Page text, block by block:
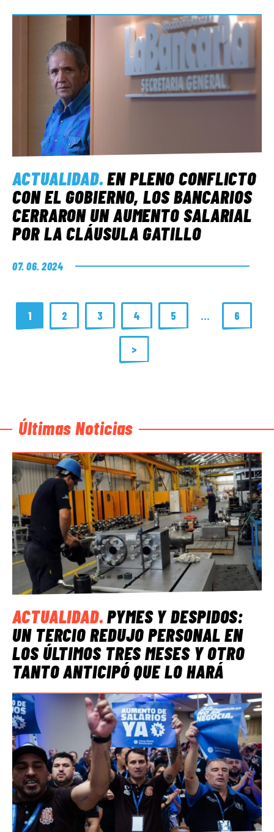
ACTUALIDAD.EN PLENO CONFLICTO
CON EL GOBIERNO, LOS BANCARIOS
CERRARON UN AUMENTO SALARIAL
POR LA CLÁUSULA GATILLO
07. 06. 2024
1 2 3 4 5 … 6
>
Últimas Noticias
ACTUALIDAD.PYMES Y DESPIDOS:
UN TERCIO REDUJO PERSONAL EN
LOS ÚLTIMOS TRES MESES Y OTRO
TANTO ANTICIPÓ QUE LO HARÁ